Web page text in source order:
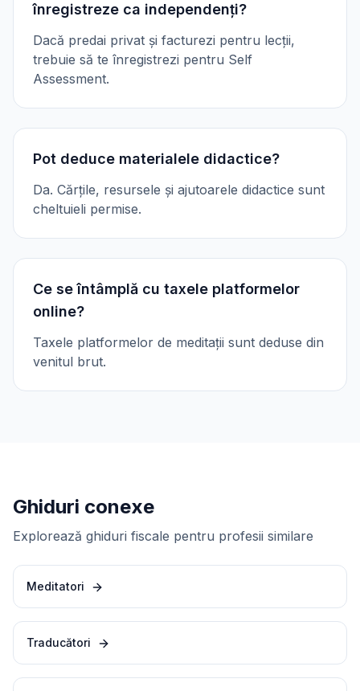
înregistreze ca independenți?
Dacă predai privat și facturezi pentru lecții,
trebuie să te înregistrezi pentru Self
Assessment.
Pot deduce materialele didactice?
Da. Cărțile, resursele și ajutoarele didactice sunt
cheltuieli permise.
Ce se întâmplă cu taxele platformelor
online?
Taxele platformelor de meditații sunt deduse din
venitul brut.
Ghiduri conexe
Explorează ghiduri fiscale pentru profesii similare
Meditatori
Traducători